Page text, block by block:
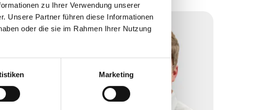
zu Ihrer Verwendung unserer
Unsere Partner führen diese Informationen
oder die sie im Rahmen Ihrer Nutzung
Marketing